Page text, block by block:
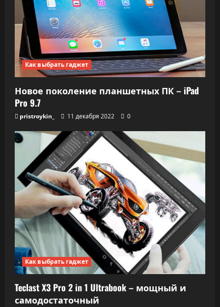
Как выбрать гаджет
Новое поколение планшетных ПК – iPad
Pro 9.7
pristroykin_ 11 декабря 2022 0
Как выбрать гаджет
Teclast X3 Pro 2 in 1 Ultrabook – мощный и
самодостаточный